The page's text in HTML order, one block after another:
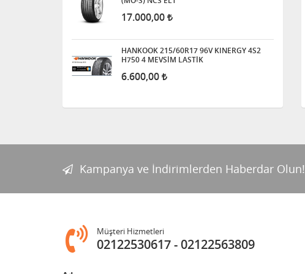
17.000,00
HANKOOK 215/60R17 96V KINERGY 4S2
H750 4 MEVSİM LASTİK
6.600,00
Kampanya ve İndirimlerden Haberdar Olun!
Müşteri Hizmetleri
02122530617 02122563809